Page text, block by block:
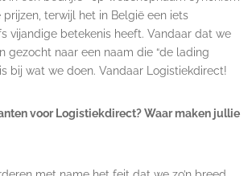
prijzen, terwijl het in België een iets
vijandige betekenis heeft. Vandaar dat we
gezocht naar een naam die “de lading
bij wat we doen. Vandaar Logistiekdirect!
voor Logistiekdirect? Waar maken jullie